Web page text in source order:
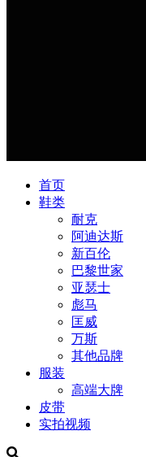
首页
鞋类
耐克
阿迪达斯
新百伦
巴黎世家
亚瑟士
彪马
匡威
万斯
其他品牌
服装
高端大牌
皮带
实拍视频